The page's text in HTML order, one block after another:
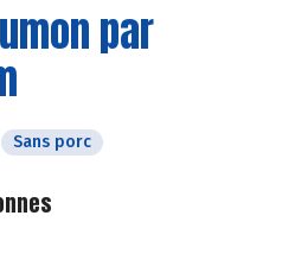
par
Sans porc